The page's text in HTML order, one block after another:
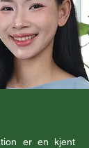
er en kjent